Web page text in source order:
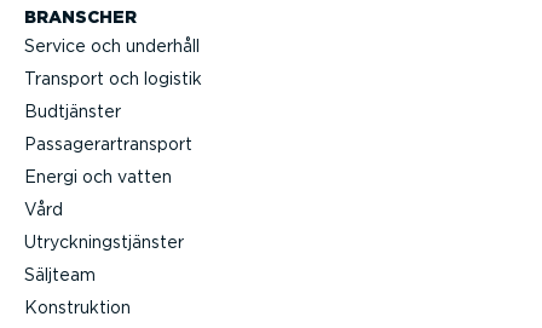
BRANSCHER
Service och underhåll
Transport och logistik
Budtjänster
Passa­gerar­transport
Energi och vatten
Vård
Utryck­nings­tjänster
Säljteam
Konstruktion